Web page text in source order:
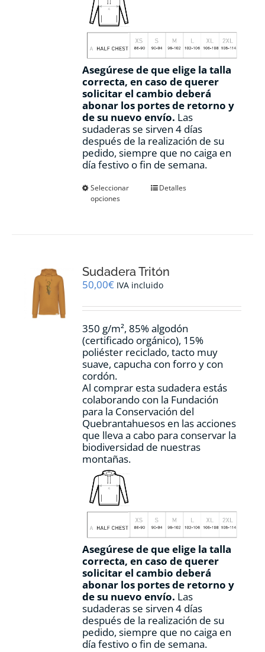
Asegúrese de que elige la talla
correcta, en caso de querer
solicitar el cambio deberá
abonar los portes de retorno y
de su nuevo envío. Las
sudaderas se sirven 4 días
después de la realización de su
pedido, siempre que no caiga en
día festivo o fin de semana.
Seleccionar
opciones
Este
se
pueden
en
página
de
producto
Detalles
Sudadera Tritón
50,00€ IVA incluido
350 g/m², 85% algodón
(certificado orgánico), 15%
poliéster reciclado, tacto muy
suave, capucha con forro y con
cordón.
Al comprar esta sudadera estás
colaborando con la Fundación
para la Conservación del
Quebrantahuesos en las acciones
que lleva a cabo para conservar la
biodiversidad de nuestras
montañas.
Asegúrese de que elige la talla
correcta, en caso de querer
solicitar el cambio deberá
abonar los portes de retorno y
de su nuevo envío. Las
sudaderas se sirven 4 días
después de la realización de su
pedido, siempre que no caiga en
día festivo o fin de semana.